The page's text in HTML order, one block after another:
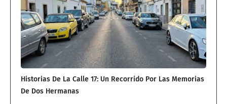
Historias De La Calle 17: Un Recorrido Por Las Memorias
De Dos Hermanas